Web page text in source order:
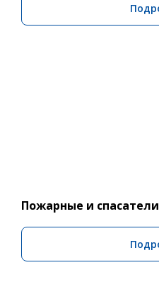
Пожарные и спасатели